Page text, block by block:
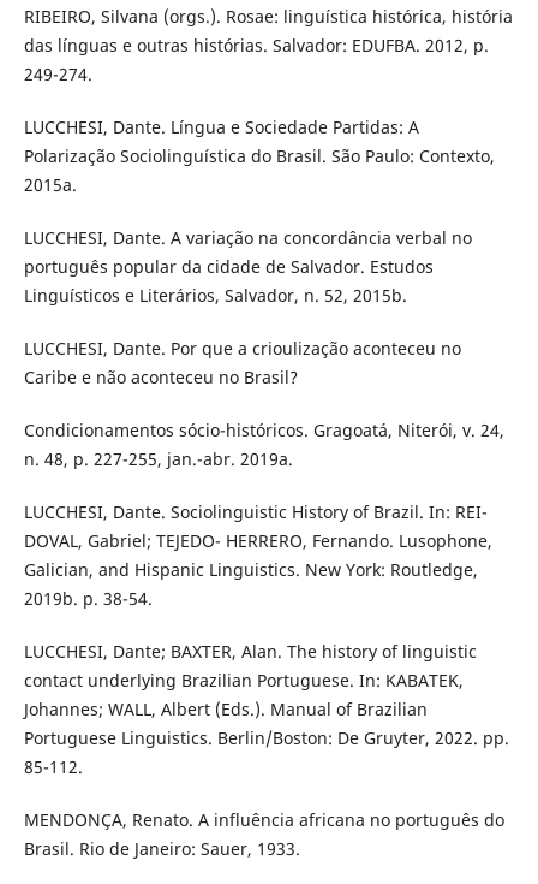
RIBEIRO, Silvana (orgs.). Rosae: linguística histórica, história
das línguas e outras histórias. Salvador: EDUFBA. 2012, p.
249-274.
LUCCHESI, Dante. Língua e Sociedade Partidas: A
Polarização Sociolinguística do Brasil. São Paulo: Contexto,
2015a.
LUCCHESI, Dante. A variação na concordância verbal no
português popular da cidade de Salvador. Estudos
Linguísticos e Literários, Salvador, n. 52, 2015b.
LUCCHESI, Dante. Por que a crioulização aconteceu no
Caribe e não aconteceu no Brasil?
Condicionamentos sócio-históricos. Gragoatá, Niterói, v. 24,
n. 48, p. 227-255, jan.-abr. 2019a.
LUCCHESI, Dante. Sociolinguistic History of Brazil. In: REI-
DOVAL, Gabriel; TEJEDO- HERRERO, Fernando. Lusophone,
Galician, and Hispanic Linguistics. New York: Routledge,
2019b. p. 38-54.
LUCCHESI, Dante; BAXTER, Alan. The history of linguistic
contact underlying Brazilian Portuguese. In: KABATEK,
Johannes; WALL, Albert (Eds.). Manual of Brazilian
Portuguese Linguistics. Berlin/Boston: De Gruyter, 2022. pp.
85-112.
MENDONÇA, Renato. A influência africana no português do
Brasil. Rio de Janeiro: Sauer, 1933.